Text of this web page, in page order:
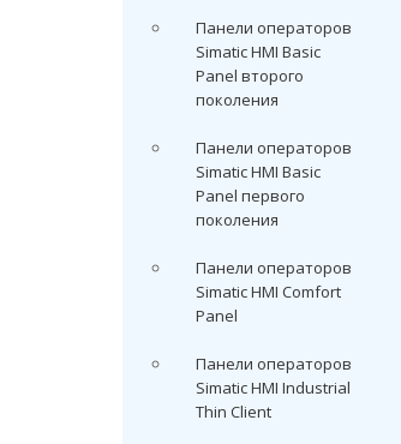
Панели операторов
Simatic HMI Basic
Panel второго
поколения
Панели операторов
Simatic HMI Basic
Panel первого
поколения
Панели операторов
Simatic HMI Comfort
Panel
Панели операторов
Simatic HMI Industrial
Thin Client